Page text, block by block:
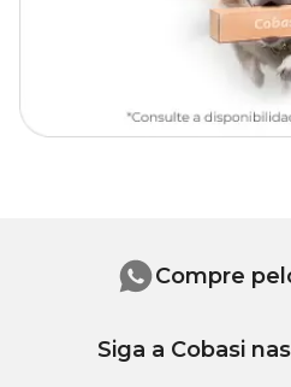
56
Compre
Siga a Cobasi